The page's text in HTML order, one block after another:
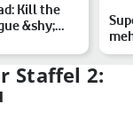
Kill the
&shy;
DC
Staffel 2: